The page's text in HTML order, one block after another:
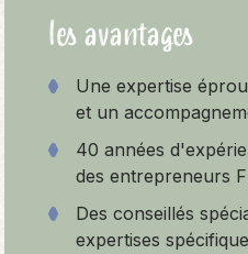
les avantages
Une expertise
et un
40 années
des entrepreneurs
Des conseillés
expertises